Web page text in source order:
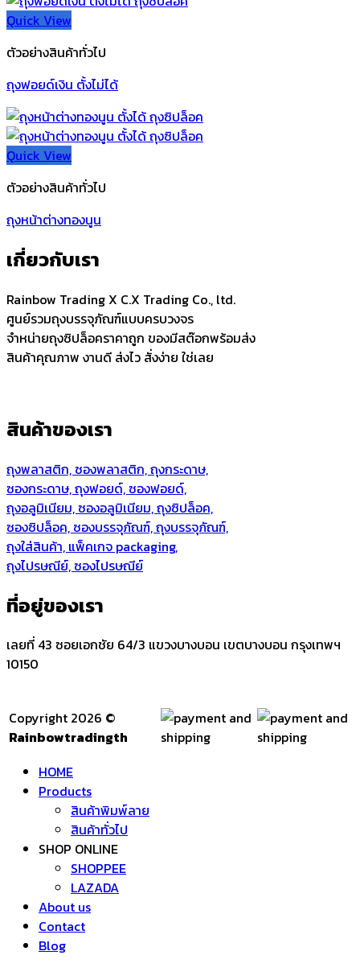
Quick View
ตัวอย่างสินค้าทั่วไป
ถุงฟอยด์เงิน ตั้งไม่ได้
Quick View
ตัวอย่างสินค้าทั่วไป
ถุงหน้าต่างทองนูน
เกี่ยวกับเรา
Rainbow Trading X C.X Trading Co., ltd.
ศูนย์รวมถุงบรรจุภัณฑ์แบบครบวงจร
จำหน่ายถุงซิปล็อคราคาถูก ของมีสต๊อกพร้อมส่ง
สินค้าคุณภาพ งานดี ส่งไว สั่งง่าย ใช่เลย
สินค้าของเรา
ถุงพลาสติก, ซองพลาสติก, ถุงกระดาษ,
ซองกระดาษ, ถุงฟอยด์, ซองฟอยด์,
ถุงอลูมิเนียม, ซองอลูมิเนียม, ถุงซิปล็อค,
ซองซิปล็อค, ซองบรรจุภัณฑ์, ถุงบรรจุภัณฑ์,
ถุงใส่สินค้า, แพ็คเกจ packaging,
ถุงไปรษณีย์, ซองไปรษณีย์
ที่อยู่ของเรา
เลยที่ 43 ซอยเอกชัย 64/3 แขวงบางบอน เขตบางบอน กรุงเทพฯ
10150
Copyright 2026 ©
Rainbowtradingth
HOME
Products
สินค้าพิมพ์ลาย
สินค้าทั่วไป
SHOP ONLINE
SHOPPEE
LAZADA
About us
Contact
Blog